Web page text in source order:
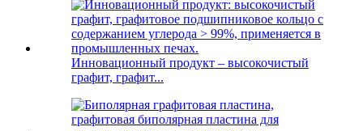
Инновационный продукт – высокочистый
графит, графит...